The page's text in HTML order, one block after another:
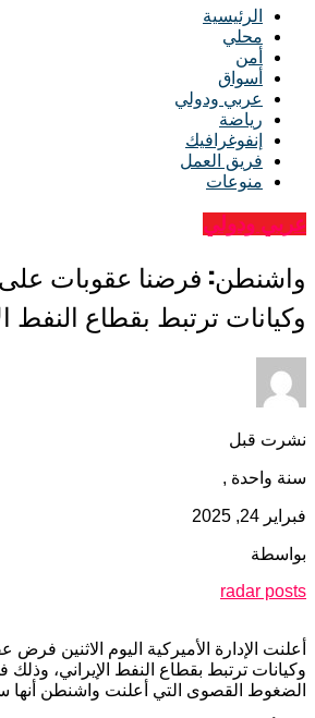
الرئيسية
محلي
أمن
أسواق
عربي ودولي
رياضة
إنفوغرافيك
فريق العمل
منوعات
عربي ودولي
واشنطن: فرضنا عقوبات
وكيانات ترتبط بقطاع النفط
نشرت قبل
سنة واحدة ,
فبراير 24, 2025
بواسطة
radar posts
أعلنت الإدارة الأميركية اليوم الاثنين
وكيانات ترتبط بقطاع النفط الإيراني،
الضغوط القصوى التي أعلنت واشنطن